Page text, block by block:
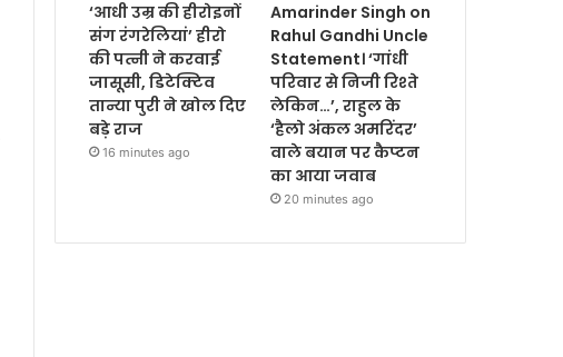
‘आधी उम्र की हीरोइनों
संग रंगरेलियां’ हीरो
की पत्नी ने करवाई
जासूसी, डिटेक्टिव
तान्या पुरी ने खोल दिए
बड़े राज
16 minutes ago
Amarinder Singh on
Rahul Gandhi Uncle
Statement। ‘गांधी
परिवार से निजी रिश्ते
लेकिन…’, राहुल के
‘हैलो अंकल अमरिंदर’
वाले बयान पर कैप्‍टन
का आया जवाब
20 minutes ago